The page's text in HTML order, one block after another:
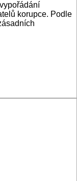
korupce. Podle